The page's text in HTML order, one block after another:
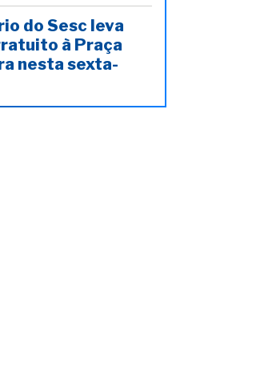
do Sesc leva
à Praça
nesta sexta-